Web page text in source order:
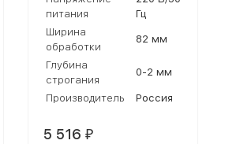
питания
Гц
Ширина
обработки
82 мм
Глубина
строгания
0-2 мм
Производитель Россия
5 516 ₽